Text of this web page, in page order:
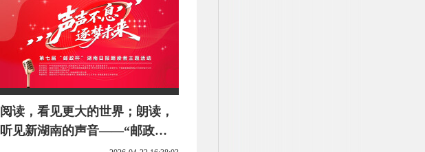
阅读，看见更大的世界；朗读，
听见新湖南的声音——“邮政